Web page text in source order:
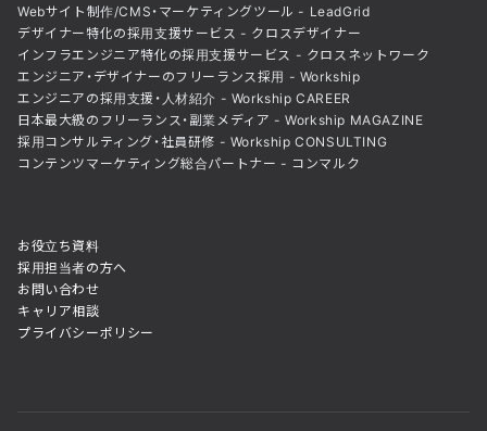
Webサイト制作/CMS・マーケティングツール - LeadGrid
デザイナー特化の採用支援サービス - クロスデザイナー
インフラエンジニア特化の採用支援サービス - クロスネットワーク
エンジニア・デザイナーのフリーランス採用 - Workship
エンジニアの採用支援・人材紹介 - Workship CAREER
日本最大級のフリーランス・副業メディア - Workship MAGAZINE
採用コンサルティング・社員研修 - Workship CONSULTING
コンテンツマーケティング総合パートナー - コンマルク
お役立ち資料
採用担当者の方へ
お問い合わせ
キャリア相談
プライバシーポリシー